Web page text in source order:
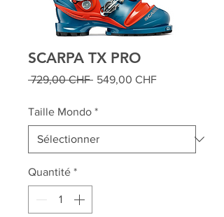
SCARPA TX PRO
729,00 CHF Prix
549,00 CHFPrix
Taille Mondo *
Quantité *